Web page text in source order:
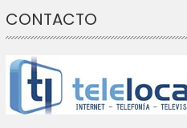
CONTACTO